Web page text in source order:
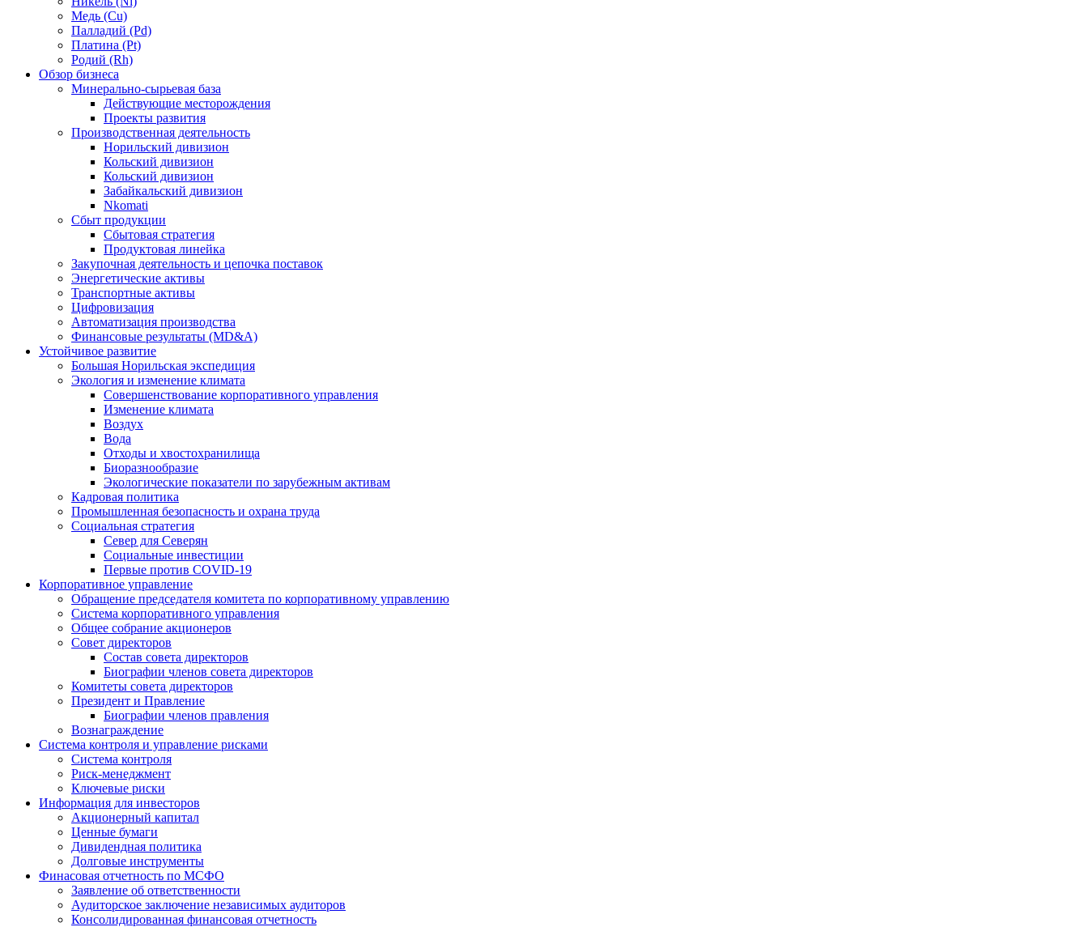
Медь (Cu)
Палладий (Pd)
Платина (Pt)
Родий (Rh)
Обзор бизнеса
Минерально-сырьевая база
Действующие месторождения
Проекты развития
Производственная деятельность
Норильский дивизион
Кольский дивизион
Кольский дивизион
Забайкальский дивизион
Nkomati
Сбыт продукции
Сбытовая стратегия
Продуктовая линейка
Закупочная деятельность и цепочка поставок
Энергетические активы
Транспортные активы
Цифровизация
Автоматизация производства
Финансовые результаты (MD&A)
Устойчивое развитие
Большая Норильская экспедиция
Экология и изменение климата
Совершенствование корпоративного управления
Изменение климата
Воздух
Вода
Отходы и хвостохранилища
Биоразнообразие
Экологические показатели по зарубежным активам
Кадровая политика
Промышленная безопасность и охрана труда
Социальная стратегия
Север для Северян
Социальные инвестиции
Первые против COVID‑19
Корпоративное управление
Обращение председателя комитета по корпоративному управлению
Система корпоративного управления
Общее собрание акционеров
Совет директоров
Состав совета директоров
Биографии членов совета директоров
Комитеты совета директоров
Президент и Правление
Биографии членов правления
Вознаграждение
Система контроля и управление рисками
Система контроля
Риск-менеджмент
Ключевые риски
Информация для инвесторов
Акционерный капитал
Ценные бумаги
Дивидендная политика
Долговые инструменты
Финасовая отчетность по МСФО
Заявление об ответственности
Аудиторское заключение независимых аудиторов
Консолидированная финансовая отчетность